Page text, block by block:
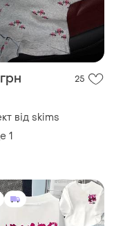
від skims
1